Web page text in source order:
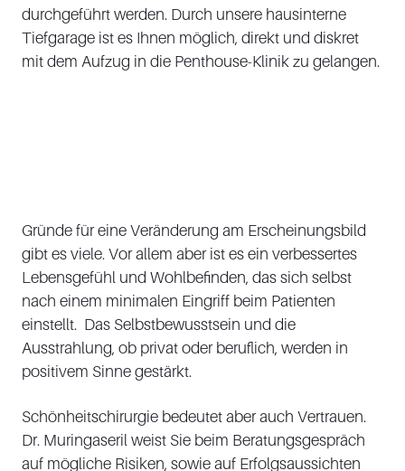
durchgeführt werden. Durch unsere hausinterne
Tiefgarage ist es Ihnen möglich, direkt und diskret
mit dem Aufzug in die Penthouse-Klinik zu gelangen.
Gründe für eine Veränderung am Erscheinungsbild
gibt es viele. Vor allem aber ist es ein verbessertes
Lebensgefühl und Wohlbefinden, das sich selbst
nach einem minimalen Eingriff beim Patienten
einstellt. Das Selbstbewusstsein und die
Ausstrahlung, ob privat oder beruflich, werden in
positivem Sinne gestärkt.
Schönheitschirurgie bedeutet aber auch Vertrauen.
Dr. Muringaseril weist Sie beim Beratungsgespräch
auf mögliche Risiken, sowie auf Erfolgsaussichten